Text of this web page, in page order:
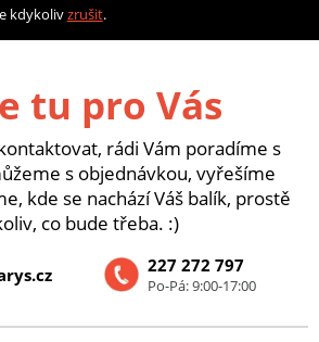
kdykolivzrušit.
tu pro Vás
rádi Vám poradíme s
s objednávkou, vyřešíme
kde se nachází Váš balík, prostě
co bude třeba. :)
227 272 797
Po-Pá: 9:00-17:00